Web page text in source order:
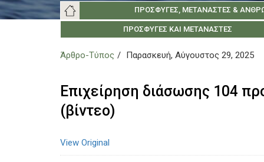
Main
navigation
ΣΧΕΤΙΚΆ
ΠΡΌΣΦΥΓΕΣ, ΜΕΤΑΝΆΣΤΕΣ &
ΠΡΌΣΦΥΓΕΣ ΚΑΙ ΜΕΤΑΝΆΣΤΕΣ
ΚΟΙΝΩΝΊΑ ΤΗΣ ΛΈΣΒΟΥ ΚΟΙΝΩΝΊΑ ΤΗΣ
ΠΑΝΕΠΙΣΤΉΜΙΟ ΑΙΓΑΊΟΥ ΕΛΛΗΝΙΚΆ
Άρθρο-Τύπος Παρασκευή, Αύγουστος 29, 2025
Επιχείρηση διάσωσης 104
(βίντεο)
View Original